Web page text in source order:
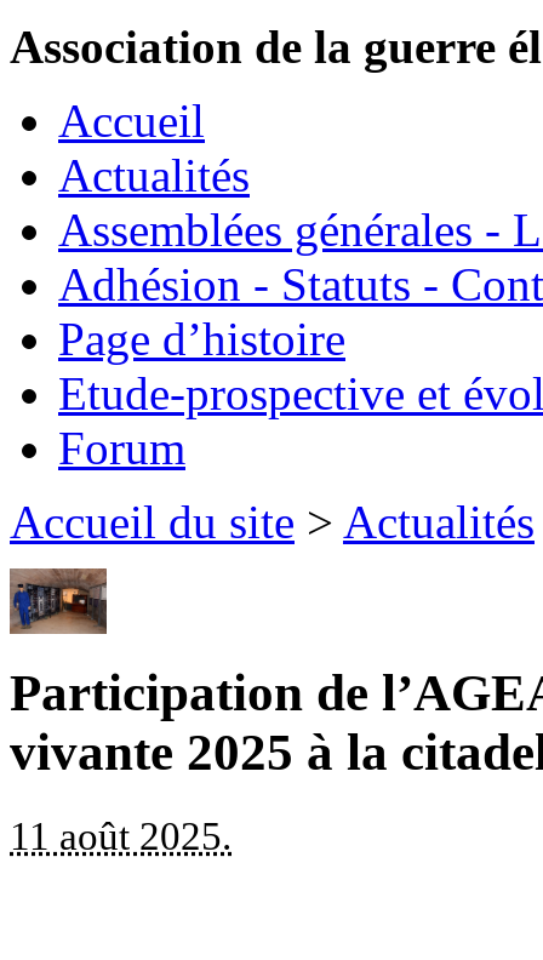
Association de la guerre
Accueil
Actualités
Assemblées générales -
Adhésion - Statuts -
Page d’histoire
Etude-prospective et
Forum
Accueil du site > Actualités
Participation de
vivante 2025 à la
11 août 2025.